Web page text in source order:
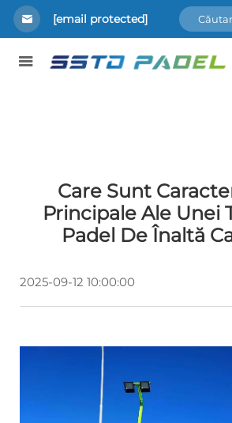
[email protected]
Care Sunt
Principale Ale Unei
Padel De Înaltă
2025-09-12 10:00:00